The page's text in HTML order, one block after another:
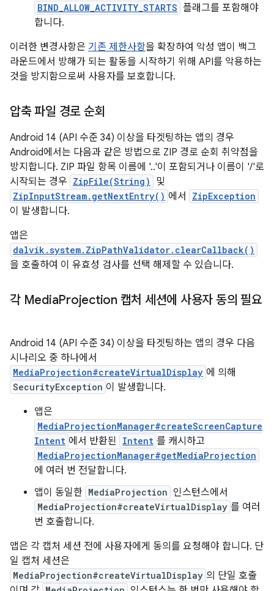
BIND_ALLOW_ACTIVITY_STARTS 플래그를 포함해야
합니다.
이러한 변경사항은 기존 제한사항을 확장하여 악성 앱이 백그
라운드에서 방해가 되는 활동을 시작하기 위해 API를 악용하는
것을 방지함으로써 사용자를 보호합니다.
압축 파일 경로 순회
Android 14 (API 수준 34) 이상을 타겟팅하는 앱의 경우
Android에서는 다음과 같은 방법으로 ZIP 경로 순회 취약점을
방지합니다. ZIP 파일 항목 이름에 '..'이 포함되거나 이름이 '/'로
시작되는 경우 ZipFile(String) 및
ZipInputStream.getNextEntry() 에서 ZipException
이 발생합니다.
앱은
dalvik.system.ZipPathValidator.clearCallback()
을 호출하여 이 유효성 검사를 선택 해제할 수 있습니다.
각 MediaProjection 캡처 세션에 사용자 동의 필요
Android 14 (API 수준 34) 이상을 타겟팅하는 앱의 경우 다음
시나리오 중 하나에서
MediaProjection#createVirtualDisplay 에 의해
SecurityException 이 발생합니다.
앱은
MediaProjectionManager#createScreenCapture
Intent 에서 반환된 Intent 를 캐시하고
MediaProjectionManager#getMediaProjection
에 여러 번 전달합니다.
앱이 동일한 MediaProjection 인스턴스에서
MediaProjection#createVirtualDisplay 를 여러
번 호출합니다.
앱은 각 캡처 세션 전에 사용자에게 동의를 요청해야 합니다. 단
일 캡처 세션은
MediaProjection#createVirtualDisplay 의 단일 호출